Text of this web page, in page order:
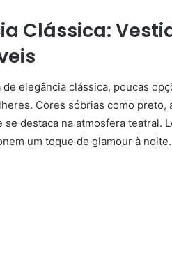
Clássica:
de elegância clássica, poucas
Cores sóbrias como
se destaca na atmosfera
um toque de glamour à noite.